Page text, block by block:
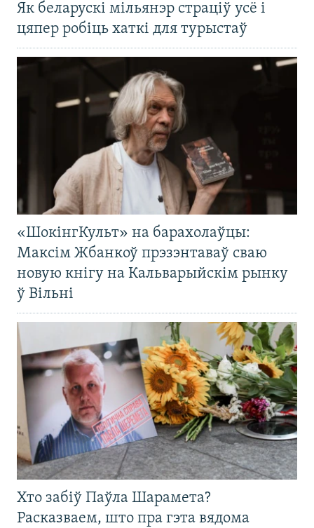
Як беларускі мільянэр страціў усё і
цяпер робіць хаткі для турыстаў
«ШокінгКульт» на барахолаўцы:
Максім Жбанкоў прэзэнтаваў сваю
новую кнігу на Кальварыйскім рынку
ў Вільні
Хто забіў Паўла Шарамета?
Расказваем, што пра гэта вядома